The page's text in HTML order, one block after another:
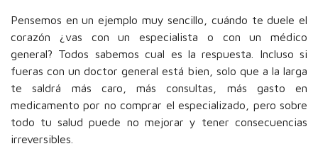
Pensemos en un ejemplo muy sencillo, cuándo te duele el
corazón ¿vas con un especialista o con un médico
general? Todos sabemos cual es la respuesta. Incluso si
fueras con un doctor general está bien, solo que a la larga
te saldrá más caro, más consultas, más gasto en
medicamento por no comprar el especializado, pero sobre
todo tu salud puede no mejorar y tener consecuencias
irreversibles.